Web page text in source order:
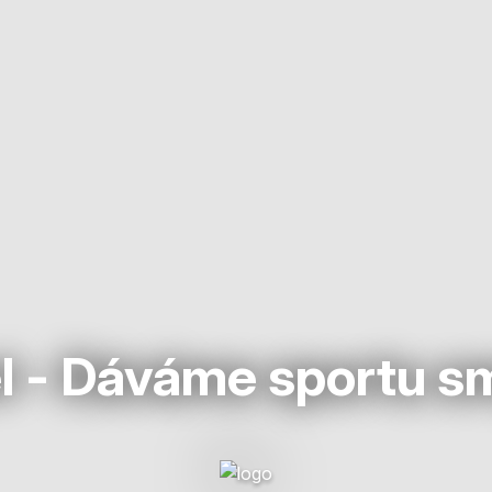
- Dáváme sportu